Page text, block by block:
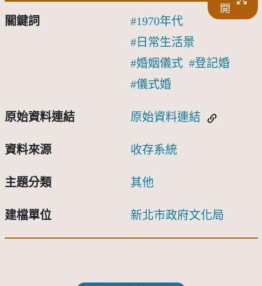
開
關鍵詞
1970年代
日常生活景
婚姻儀式
登記婚
儀式婚
原始資料連結 原始資料連結
資料來源 收存系統
主題分類 其他
建檔單位 新北市政府文化局